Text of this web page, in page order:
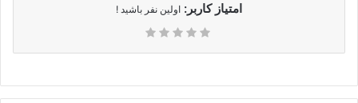
امتیاز کاربر: اولین نفر باشید !